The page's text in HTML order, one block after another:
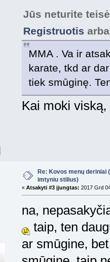
Jūs neturite
Registruotis
MMA . Va ir
karate, tkd ar
tiek smūginę.
Kai moki
Re: Kovos menų deriniai
imtyniu stilius)
« Atsakyti #3 įjungtas: 2017 Grd
na,
taip, ten
ar smūgine,